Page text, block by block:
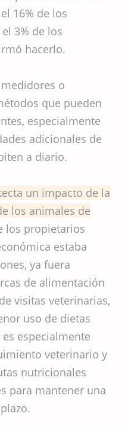
16% de los
3% de los
hacerlo.
o
que pueden
especialmente
adicionales de
a diario.
un impacto de la
los animales de
los propietarios
estaba
ya fuera
de alimentación
visitas veterinarias,
uso de dietas
especialmente
veterinario y
nutricionales
para mantener una